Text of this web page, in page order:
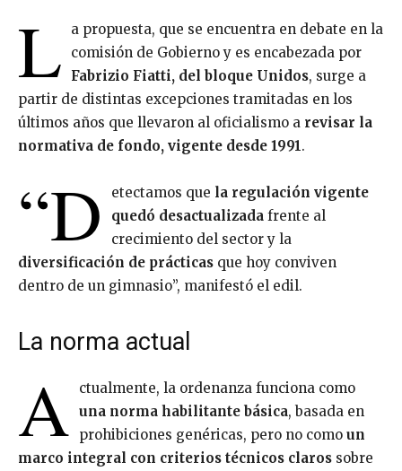
L
a propuesta, que se encuentra en debate en la
comisión de Gobierno y es encabezada por
Fabrizio Fiatti, del bloque Unidos, surge a
partir de distintas excepciones tramitadas en los
últimos años que llevaron al oficialismo a revisar la
normativa de fondo, vigente desde 1991 .
“D etectamos que la regulación vigente
quedó desactualizada frente al
crecimiento del sector y la
diversificación de prácticas que hoy conviven
dentro de un gimnasio”, manifestó el edil.
La norma actual
A
ctualmente, la ordenanza funciona como
una norma habilitante básica, basada en
prohibiciones genéricas, pero no como un
marco integral con criterios técnicos claros sobre